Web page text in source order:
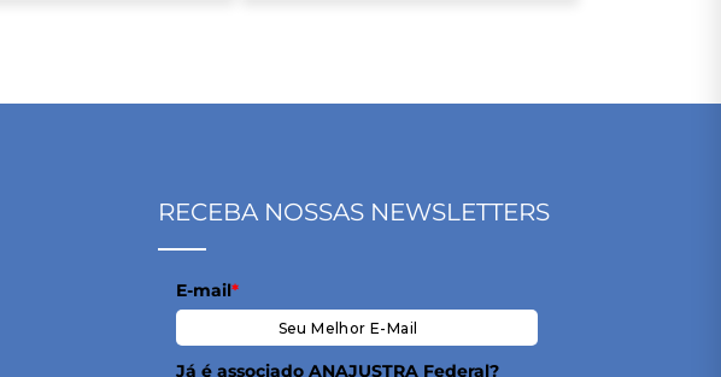
RECEBA NOSSAS NEWSLETTERS
E-mail*
Já é associado ANAJUSTRA Federal?